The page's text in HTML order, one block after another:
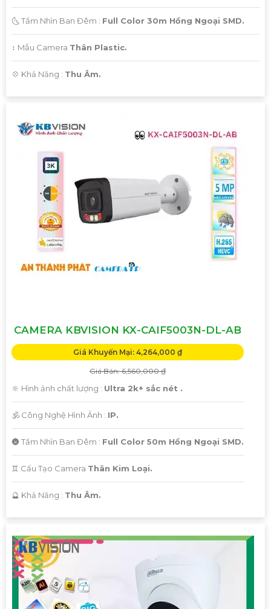
Hy vọng mẫu tư vấn trên sẽ giúp bạn có thêm ý tưởng để
giới thiệu Camera Giá Rẻ Thiết Bị An Ninh Chính Hãng
Chuyên Nghiệp cho dự án của mình. Nếu cần thêm bất kỳ
thông tin hay sự điều chỉnh nào, hãy Cung cấp cho công
🌜 Tầm Nhìn Ban Đêm : Full Color 30m Hồng Ngoại SMD.
↕️ Mẫu Camera Thân Plastic.
️💠 Khả Năng : Thu Âm.
CAMERA KBVISION KX-CAIF5003N-DL-AB
Giá Khuyến Mại: 4,264,000 ₫
Giá Bán: 6,560,000 ₫
🔆 Hình ảnh chất lượng : Ultra 2k+ sắc nét .
🕉️ Công Nghệ Hình Ảnh : IP.
🌚 Tầm Nhìn Ban Đêm : Full Color 50m Hồng Ngoại SMD.
♊ Cấu Tạo Camera Thân Kim Loại.
️🔮 Khả Năng : Thu Âm.